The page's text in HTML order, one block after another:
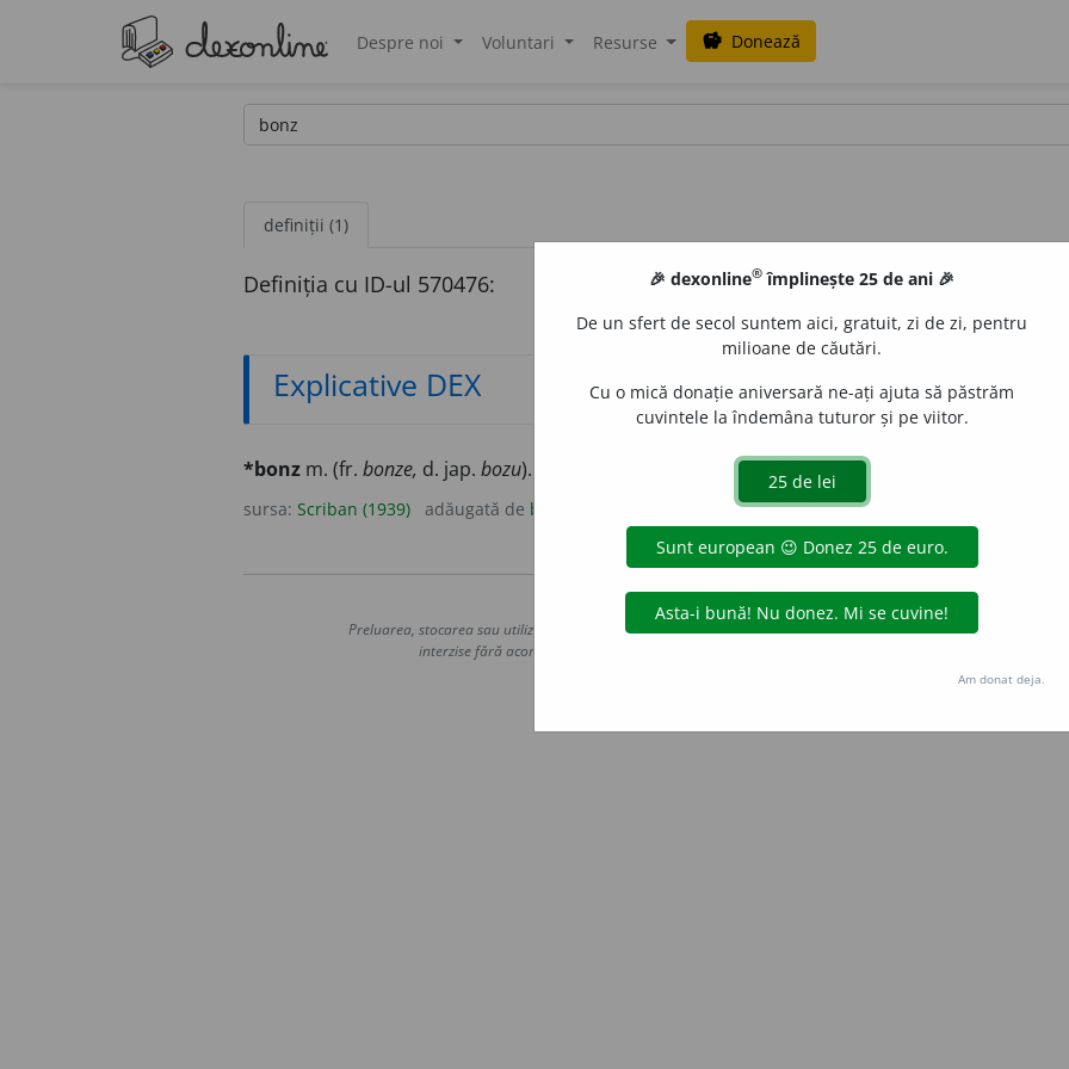
Despre noi Voluntari Resurse savings Donează
definiții (1)
Definiția cu ID-ul 570476:
Explicative DEX
*bonz m. (fr. bonze, d. jap. bozu). Preut budist.
sursa: Scriban (1939) adăugată de blaurb.
Copyright © 2004-2026 dexonline (https://dexonline.ro)
Preluarea, stocarea sau utilizarea datelor de pe acest site, inclusiv prin orice metode de extragere automată
interzise fără acordul nostru prealabil scris, cu excepția seturilor de date oferite oficial spre utilizare
Hosterion
🎉 dexonline® împlinește 25 de ani 🎉
De un sfert de secol suntem aici, gratuit, zi de zi, pentru
milioane de căutări.
Cu o mică donație aniversară ne-ați ajuta să păstrăm
cuvintele la îndemâna tuturor și pe viitor.
Am donat deja.